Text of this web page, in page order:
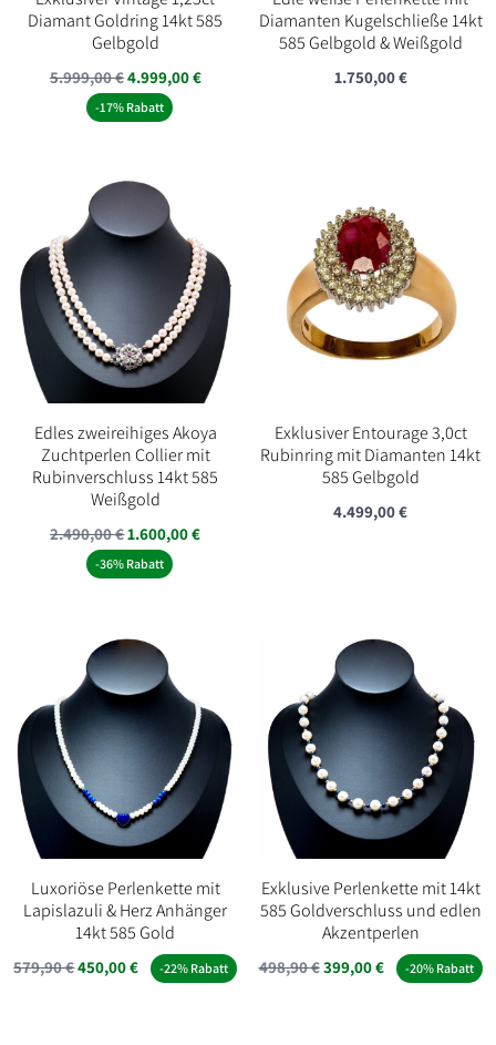
Diamant Goldring 14kt 585
Gelbgold
5.999,00€Ursprünglicher
Preis
4.999,00€Aktueller
-17% Rabatt
Diamanten Kugelschließe 14kt
585 Gelbgold & Weißgold
1.750,00€
Edles zweireihiges Akoya
Zuchtperlen Collier mit
Rubinverschluss 14kt 585
Weißgold
2.490,00€Ursprünglicher
Preis
1.600,00€Aktueller
-36% Rabatt
Exklusiver Entourage 3,0ct
Rubinring mit Diamanten 14kt
585 Gelbgold
4.499,00€
Luxoriöse Perlenkette mit
Lapislazuli & Herz Anhänger
14kt 585 Gold
579,90€Ursprünglicher
450,00€Aktueller
-22% Rabatt
Exklusive Perlenkette mit 14kt
585 Goldverschluss und edlen
Akzentperlen
498,90€Ursprünglicher
399,00€Aktueller
-20% Rabatt